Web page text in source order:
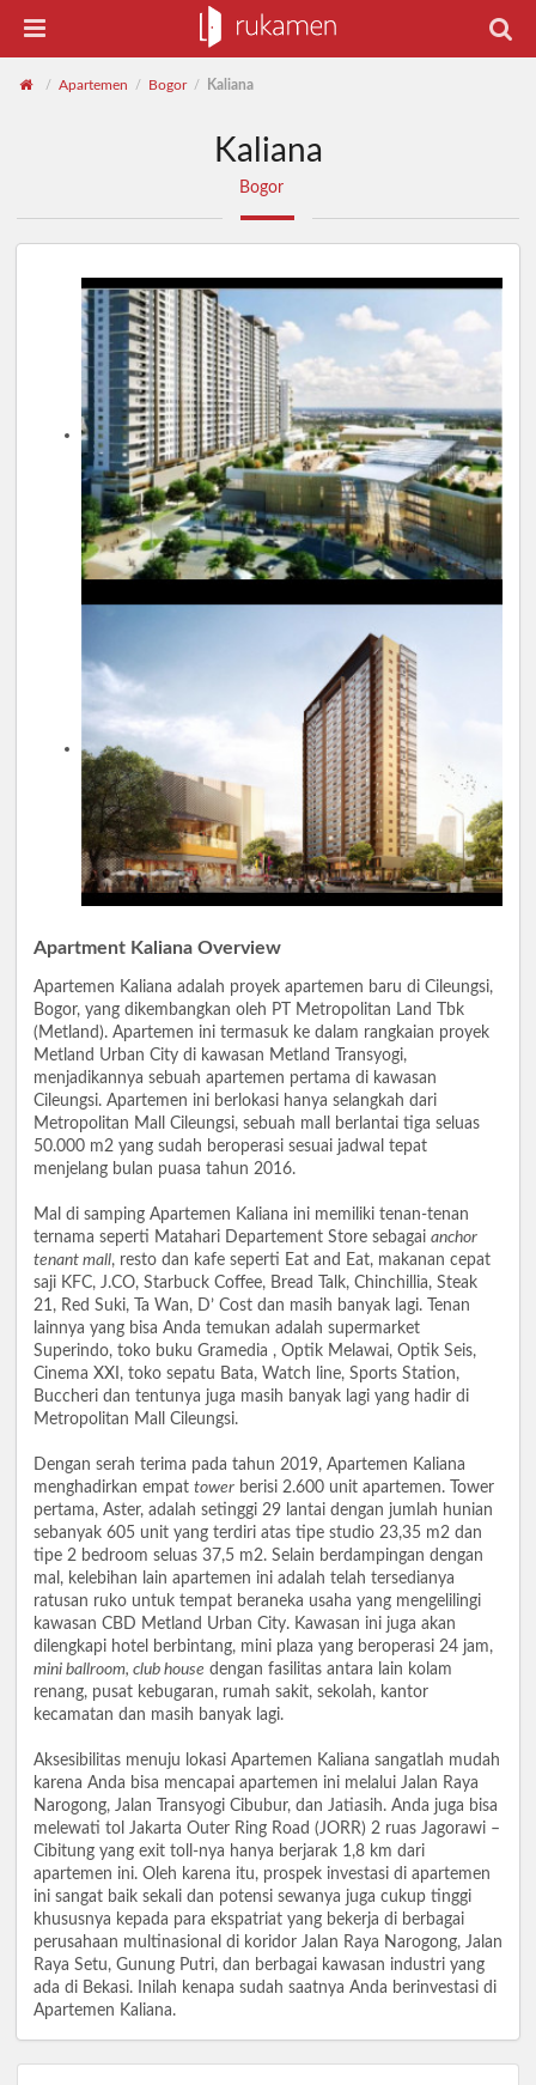
/ Apartemen / Bogor / Kaliana
Kaliana
Bogor
Apartment Kaliana Overview
Apartemen Kaliana adalah proyek apartemen baru di Cileungsi,
Bogor, yang dikembangkan oleh PT Metropolitan Land Tbk
(Metland). Apartemen ini termasuk ke dalam rangkaian proyek
Metland Urban City di kawasan Metland Transyogi,
menjadikannya sebuah apartemen pertama di kawasan
Cileungsi. Apartemen ini berlokasi hanya selangkah dari
Metropolitan Mall Cileungsi, sebuah mall berlantai tiga seluas
50.000 m2 yang sudah beroperasi sesuai jadwal tepat
menjelang bulan puasa tahun 2016.
Mal di samping Apartemen Kaliana ini memiliki tenan-tenan
ternama seperti Matahari Departement Store sebagai anchor
tenant mall, resto dan kafe seperti Eat and Eat, makanan cepat
saji KFC, J.CO, Starbuck Coffee, Bread Talk, Chinchillia, Steak
21, Red Suki, Ta Wan, D’ Cost dan masih banyak lagi. Tenan
lainnya yang bisa Anda temukan adalah supermarket
Superindo, toko buku Gramedia , Optik Melawai, Optik Seis,
Cinema XXI, toko sepatu Bata, Watch line, Sports Station,
Buccheri dan tentunya juga masih banyak lagi yang hadir di
Metropolitan Mall Cileungsi.
Dengan serah terima pada tahun 2019, Apartemen Kaliana
menghadirkan empat tower berisi 2.600 unit apartemen. Tower
pertama, Aster, adalah setinggi 29 lantai dengan jumlah hunian
sebanyak 605 unit yang terdiri atas tipe studio 23,35 m2 dan
tipe 2 bedroom seluas 37,5 m2. Selain berdampingan dengan
mal, kelebihan lain apartemen ini adalah telah tersedianya
ratusan ruko untuk tempat beraneka usaha yang mengelilingi
kawasan CBD Metland Urban City. Kawasan ini juga akan
dilengkapi hotel berbintang, mini plaza yang beroperasi 24 jam,
mini ballroom, club house dengan fasilitas antara lain kolam
renang, pusat kebugaran, rumah sakit, sekolah, kantor
kecamatan dan masih banyak lagi.
Aksesibilitas menuju lokasi Apartemen Kaliana sangatlah mudah
karena Anda bisa mencapai apartemen ini melalui Jalan Raya
Narogong, Jalan Transyogi Cibubur, dan Jatiasih. Anda juga bisa
melewati tol Jakarta Outer Ring Road (JORR) 2 ruas Jagorawi –
Cibitung yang exit toll-nya hanya berjarak 1,8 km dari
apartemen ini. Oleh karena itu, prospek investasi di apartemen
ini sangat baik sekali dan potensi sewanya juga cukup tinggi
khususnya kepada para ekspatriat yang bekerja di berbagai
perusahaan multinasional di koridor Jalan Raya Narogong, Jalan
Raya Setu, Gunung Putri, dan berbagai kawasan industri yang
ada di Bekasi. Inilah kenapa sudah saatnya Anda berinvestasi di
Apartemen Kaliana.